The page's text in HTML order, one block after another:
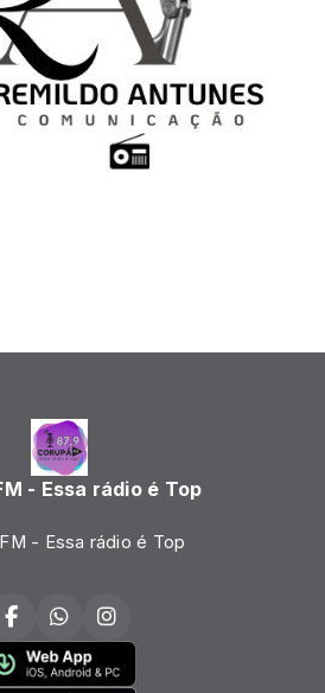
- Essa rádio é Top
- Essa rádio é Top